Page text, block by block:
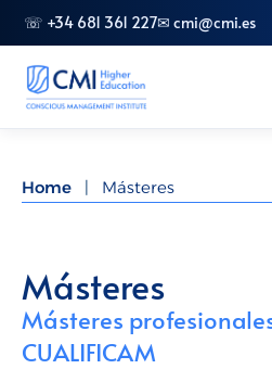
☏ +34 681 361 227✉ cmi@cmi.es
FP Superior
Grados
Home | Másteres
Másteres
Másteres
CUALIFICAM